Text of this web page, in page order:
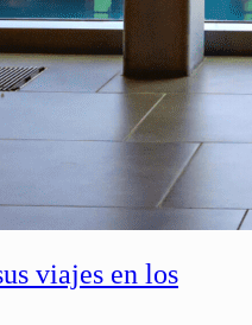
viajes en los